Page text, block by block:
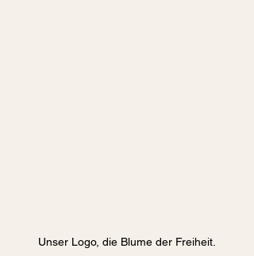
Unser Logo, die Blume der Freiheit.